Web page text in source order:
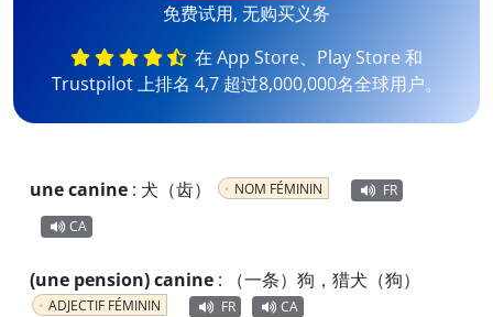
免费试用, 无购买义务
在 App Store、Play Store 和
Trustpilot 上排名 4,7 超过8,000,000名全球用户。
une canine : 犬（齿） NOM FÉMININ
FR
CA
(une pension) canine : （一条）狗，猎犬（狗）
ADJECTIF FÉMININ FR CA